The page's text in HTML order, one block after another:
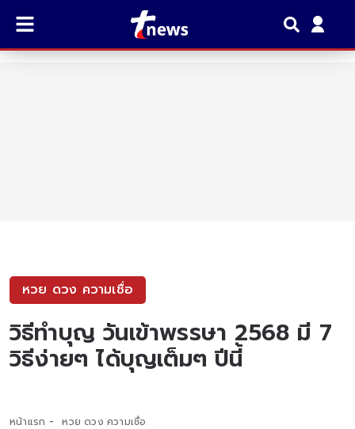
หวย ดวง ความเชื่อ
วิธีทำบุญ วันเข้าพรรษา 2568 มี 7
วิธีง่ายๆ ได้บุญเต็มๆ ปีนี้
หน้าแรก หวย ดวง ความเชื่อ